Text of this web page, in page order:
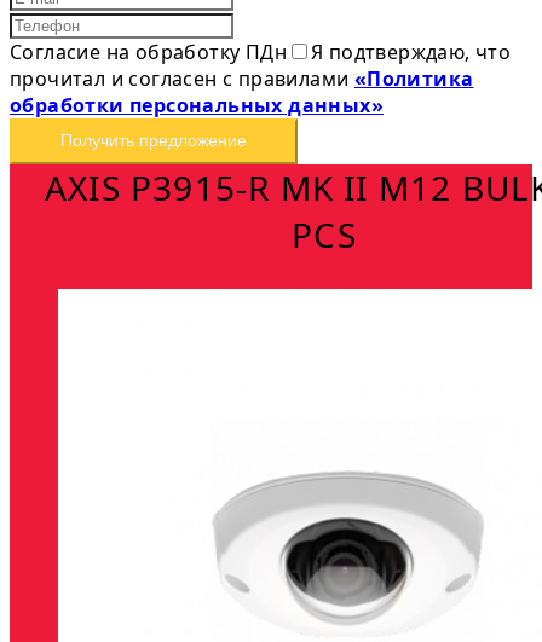
Согласие на обработку ПДн
Я подтверждаю, что
прочитал и согласен с правилами «Политика
обработки персональных данных»
Получить предложение
AXIS P3915-R MK II M12
PCS